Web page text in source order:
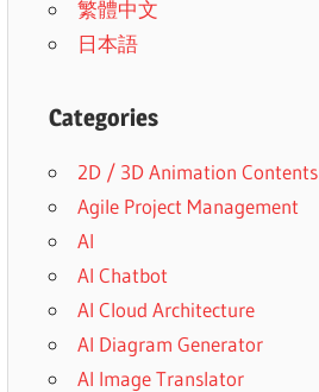
繁體中文
日本語
Categories
2D / 3D Animation Contents
Agile Project Management
AI
AI Chatbot
AI Cloud Architecture
AI Diagram Generator
AI Image Translator